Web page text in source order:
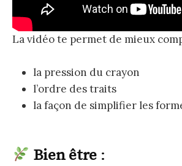
La vidéo te permet de mieux
la pression du crayon
l’ordre des traits
la façon de simplifier les
Bien être :